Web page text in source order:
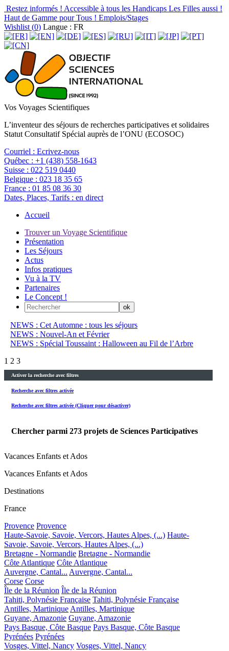
Restez informés ! Accessible à tous les Handicaps Les Filles aussi !
Haut de Gamme pour Tous ! Emplois/Stages
Wishlist (0) Langue : FR
Vos Voyages Scientifiques
L’inventeur des séjours de recherches participatives et solidaires
Statut Consultatif Spécial auprès de l’ONU (ECOSOC)
Courriel : Ecrivez-nous
Québec : +1 (438) 558-1643
Suisse : 022 519 0440
Belgique : 023 18 35 65
France : 01 85 08 36 30
Dates, Places, Tarifs : en direct
Accueil
Trouver un Voyage Scientifique
Présentation
Les Séjours
Actus
Infos pratiques
Vu à la TV
Partenaires
Le Concept !
NEWS : Cet Automne : tous les séjours
NEWS : Nouvel-An et Février
NEWS : Spécial Toussaint : Halloween au Fil de l’Arbre
1 2 3
Activer la recherche avec filtres
Recherche avec filtres activée
Recherche avec filtres activée (Cliquer pour désactiver)
Chercher parmi 273 projets de Sciences Participatives
Vacances Enfants et Ados
Vacances Enfants et Ados
Destinations
France
Provence Provence
Haute-Savoie, Savoie, Vercors, Hautes Alpes, (...) Haute-
Savoie, Savoie, Vercors, Hautes Alpes, (...)
Bretagne - Normandie Bretagne - Normandie
Côte Atlantique Côte Atlantique
Auvergne, Cantal... Auvergne, Cantal...
Corse Corse
Île de la Réunion Île de la Réunion
Tahiti, Polynésie Française Tahiti, Polynésie Française
Antilles, MartiniqueAntilles, Martinique
Guyane, Amazonie Guyane, Amazonie
Pays Basque, Côte Basque Pays Basque, Côte Basque
Pyrénées Pyrénées
Vosges, Vittel, Nancy Vosges, Vittel, Nancy